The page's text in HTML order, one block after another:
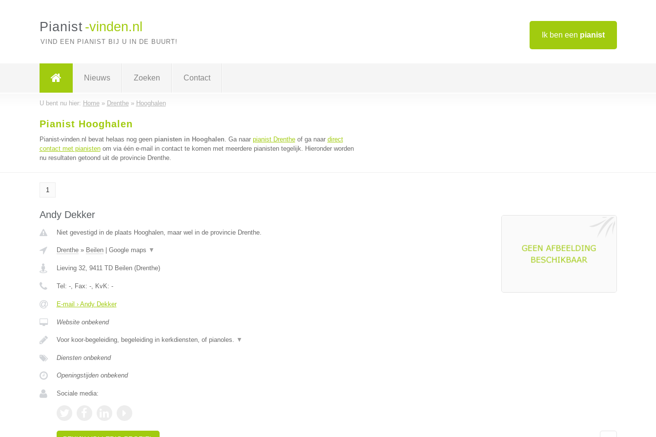
Ik ben een pianist
Pianist -vinden.nl
VIND EEN PIANIST BIJ U IN DE BUURT!
Nieuws Zoeken Contact
U bent nu hier: Home» Drenthe» Hooghalen
Pianist Hooghalen
Pianist-vinden.nl bevat helaas nog geen pianisten in Hooghalen. Ga naar pianist Drentheof ga naar direct
contact met pianistenom via één e-mail in contact te komen met meerdere pianisten tegelijk. Hieronder worden
nu resultaten getoond uit de provincie Drenthe.
1
Andy Dekker
Niet gevestigd in de plaats Hooghalen, maar wel in de provincie Drenthe.
Drenthe» Beilen| Google maps ▼
Lieving 32, 9411 TD Beilen(Drenthe)
Tel: -, Fax: -, KvK: -
E-mail › Andy Dekker
Website onbekend
Voor koor-begeleiding, begeleiding in kerkdiensten, of pianoles. ▼
Diensten onbekend
Openingstijden onbekend
Sociale media: